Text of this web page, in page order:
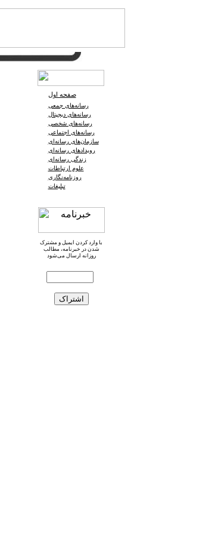
صفحه اول
رسانه‌های جمعی
رسانه‌های دیجیتال
رسانه‌های شخصی
رسانه‌های اجتماعی
سازمان‌های رسانه‌ای
رویدادهای رسانه‌ای
زندگی رسانه‌ای
علوم ارتباطات
روزنامه‌نگاری
تبلیغات
با وارد کردن ایمیل و مشترک
شدن در خبرنامه، مطالب
روزانه ارسال می‌شود